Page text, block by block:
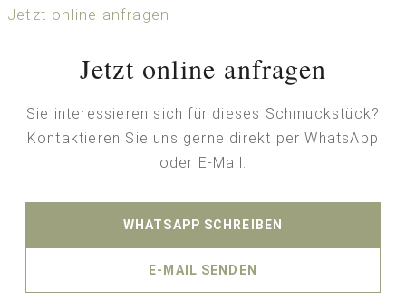
Jetzt online anfragen
Jetzt online anfragen
Sie interessieren sich für dieses Schmuckstück?
Kontaktieren Sie uns gerne direkt per WhatsApp
oder E-Mail.
WHATSAPP SCHREIBEN
E-MAIL SENDEN